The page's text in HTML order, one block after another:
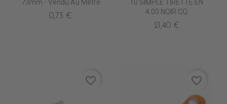
73mm - Vendu Au Mètre
0,73 €
10 SIMPLE TIRETTE EN
4.00 NOIR CQ
21,40 €
favorite_border favorite_border